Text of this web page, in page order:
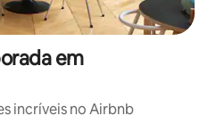
em
incríveis no Airbnb